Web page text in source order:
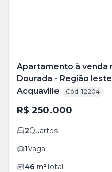
Apartamento à venda
Dourada - Região
Acquaville
Cód. 12204
R$ 250.000
2Quartos
1Vaga
46 m²Total